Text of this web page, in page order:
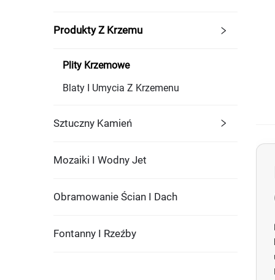
Produkty Z Krzemu
Plity Krzemowe
Blaty I Umycia Z Krzemenu
Sztuczny Kamień
Mozaiki I Wodny Jet
Obramowanie Ścian I Dach
Fontanny I Rzeźby